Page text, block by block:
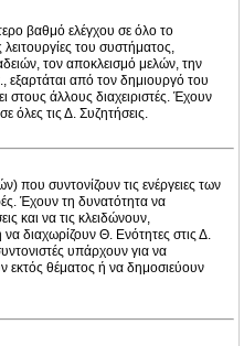
βαθμό ελέγχου σε όλο το
του συστήματος,
τον αποκλεισμό μελών, την
από τον δημιουργό του
στους άλλους διαχειριστές. Έχουν
όλες τις Δ. Συζητήσεις.
που συντονίζουν τις ενέργειες των
Έχουν τη δυνατότητα να
και να τις κλειδώνουν,
διαχωρίζουν Θ. Ενότητες στις Δ.
υπάρχουν για να
εκτός θέματος ή να δημοσιεύουν